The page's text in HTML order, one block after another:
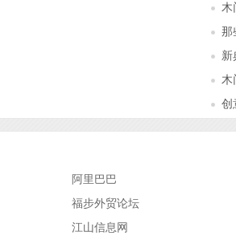
江
木
那
新
木
创
阿里巴巴
福步外贸论坛
江山信息网